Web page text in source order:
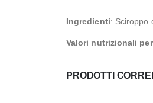
Ingredienti: Sciroppo
Valori nutrizionali
PRODOTTI